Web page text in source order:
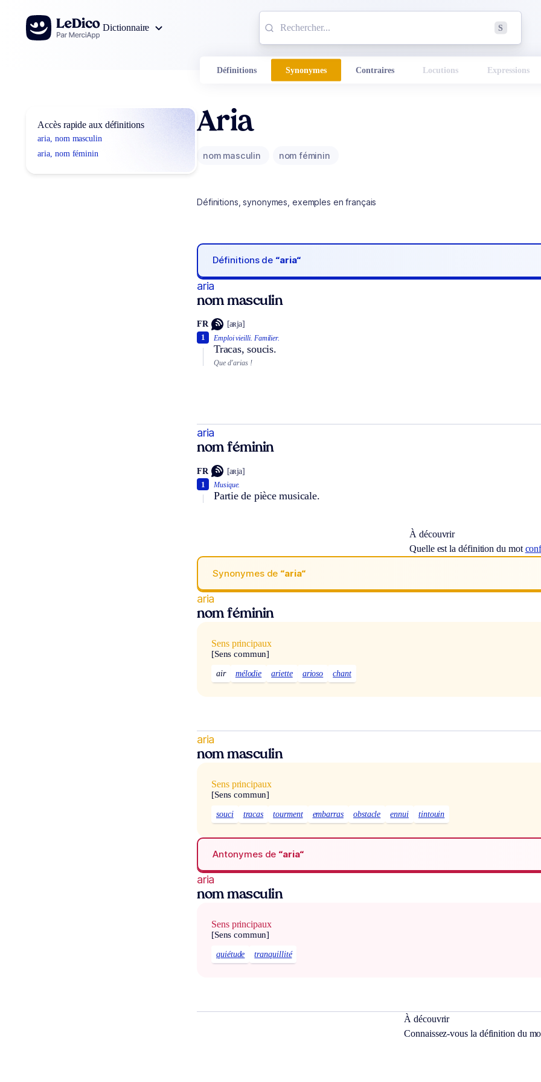
Aller au contenu
Dictionnaire
S
Définitions Synonymes Contraires Locutions Expressions
Accès rapide aux définitions
aria, nom masculin
aria, nom féminin
Aria
nom masculin nom féminin
Définitions, synonymes, exemples en français
Définitions de “aria“
aria
nom masculin
FR [aʀja]
Emploi vieilli. Familier.
Tracas, soucis.
1
Que d’arias !
aria
nom féminin
FR [aʀja]
Musique.
Partie de pièce musicale.
1
À découvrir
Quelle est la définition du mot
Synonymes de “aria“
aria
nom féminin
Sens principaux
[Sens commun]
air mélodie ariette arioso chant
aria
nom masculin
Sens principaux
[Sens commun]
souci tracas tourment embarras obstacle ennui tintouin
Antonymes de “aria“
aria
nom masculin
Sens principaux
[Sens commun]
quiétude tranquillité
À découvrir
Connaissez-vous la définition du